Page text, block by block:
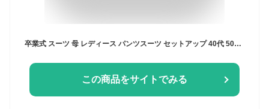
卒業式 スーツ 母 レディース パンツスーツ セットアップ 40代 50代 おしゃれ ママフォーマル 卒園式 入学式 ジャケット 通勤 OL 母親 2点セット 母の日 プレゼント
この商品をサイトでみる